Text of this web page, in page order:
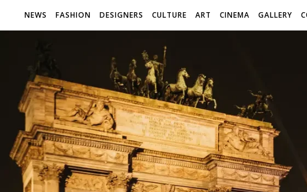
NEWS FASHION DESIGNERS CULTURE ART CINEMA GALLERY